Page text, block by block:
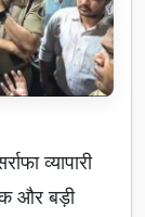
व्यापारी
और बड़ी